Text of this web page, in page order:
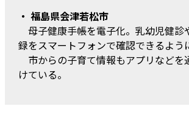
・ 福島県会津若松市
母子健康手帳を電子化。乳幼児健診
録をスマートフォンで確認できるよう
市からの子育て情報もアプリなどを
けている。